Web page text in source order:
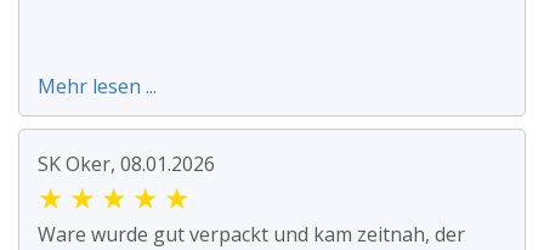
Mehr lesen ...
SK Oker, 08.01.2026
★ ★ ★ ★ ★
Ware wurde gut verpackt und kam zeitnah, der